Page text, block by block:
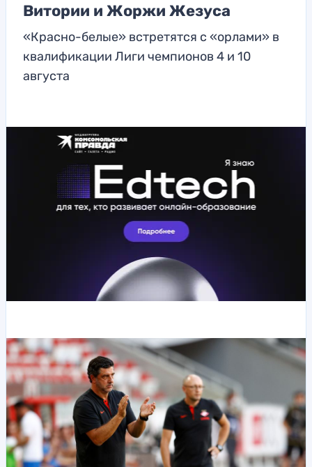
Витории и Жоржи Жезуса
«Красно-белые» встретятся с «орлами» в
квалификации Лиги чемпионов 4 и 10
августа